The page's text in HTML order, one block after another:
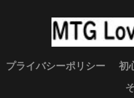
プライバシーポリシー 初